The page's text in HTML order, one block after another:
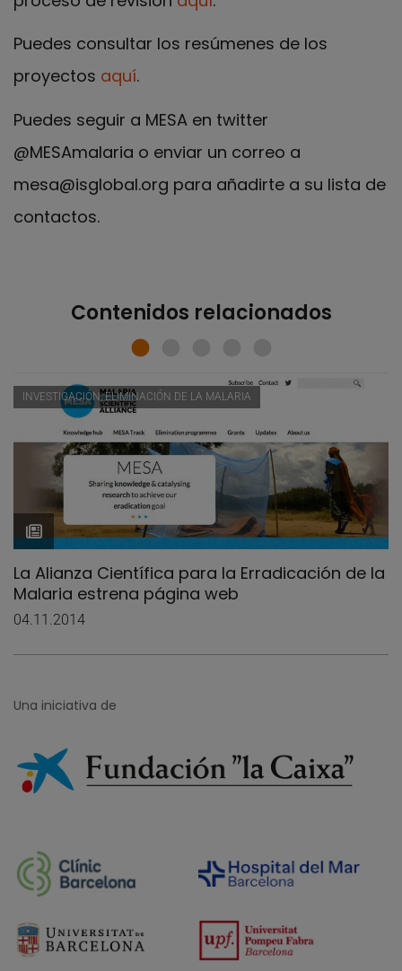
Puedes consultar los resúmenes de los
proyectos aquí.
Puedes seguir a MESA en twitter
@MESAmalaria o enviar un correo a
mesa@isglobal.org para añadirte a su lista de
contactos.
Contenidos relacionados
INVESTIGACIÓN, ELIMINACIÓN DE LA MALARIA
La Alianza Científica para la Erradicación de la
Malaria estrena página web
04.11.2014
Una iniciativa de